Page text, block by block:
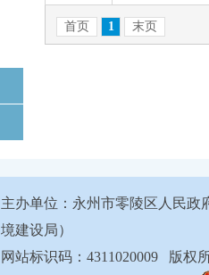
主办单位：永州市零陵区人民
境建设局）
网站标识码：4311020009 版权